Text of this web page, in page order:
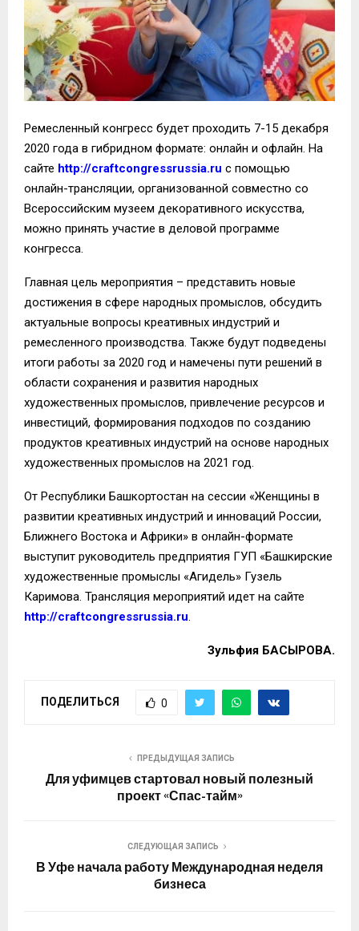
Ремесленный конгресс будет проходить 7-15 декабря
2020 года в гибридном формате: онлайн и офлайн. На
сайте http://craftcongressrussia.ru с помощью
онлайн-трансляции, организованной совместно со
Всероссийским музеем декоративного искусства,
можно принять участие в деловой программе
конгресса.
Главная цель мероприятия – представить новые
достижения в сфере народных промыслов, обсудить
актуальные вопросы креативных индустрий и
ремесленного производства. Также будут подведены
итоги работы за 2020 год и намечены пути решений в
области сохранения и развития народных
художественных промыслов, привлечение ресурсов и
инвестиций, формирования подходов по созданию
продуктов креативных индустрий на основе народных
художественных промыслов на 2021 год.
От Республики Башкортостан на сессии «Женщины в
развитии креативных индустрий и инноваций России,
Ближнего Востока и Африки» в онлайн-формате
выступит руководитель предприятия ГУП «Башкирские
художественные промыслы «Агидель» Гузель
Каримова. Трансляция мероприятий идет на сайте
http://craftcongressrussia.ru.
Зульфия БАСЫРОВА.
ПОДЕЛИТЬСЯ 0
ПРЕДЫДУЩАЯ ЗАПИСЬ
Для уфимцев стартовал новый полезный
проект «Спас-тайм»
СЛЕДУЮЩАЯ ЗАПИСЬ
В Уфе начала работу Международная неделя
бизнеса